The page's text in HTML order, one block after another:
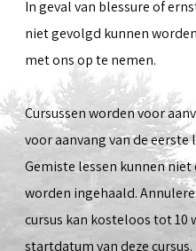
In geval van blessure of
niet gevolgd kunnen
met ons op te nemen.
Cursussen worden voor
voor aanvang van de
Gemiste lessen kunnen
worden ingehaald.
cursus kan kosteloos tot 10
startdatum van deze